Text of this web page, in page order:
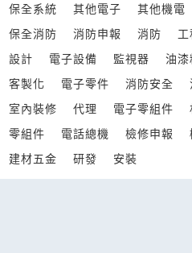
保全系統
其他電子 其他機電
保全消防
消防申報 消防 工
設計
電子設備 監視器 油漆
客製化
電子零件 消防安全
室內裝修
代理 電子零組件
零組件
電話總機 檢修申報
建材五金
研發 安裝